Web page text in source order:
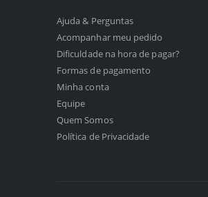
Ajuda & Perguntas
Acompanhar meu pedido
Dificuldade na hora de pagar?
Formas de pagamento
Minha conta
Equipe
Quem Somos
Política de Privacidade